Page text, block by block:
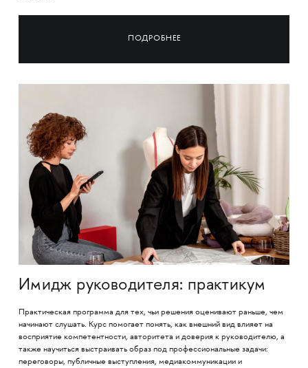
ПОДРОБНЕЕ
Имидж руководителя: практикум
Практическая программа для тех, чьи решения оценивают раньше, чем
начинают слушать. Курс помогает понять, как внешний вид влияет на
восприятие компетентности, авторитета и доверия к руководителю, а
также научиться выстраивать образ под профессиональные задачи:
переговоры, публичные выступления, медиакоммуникации и